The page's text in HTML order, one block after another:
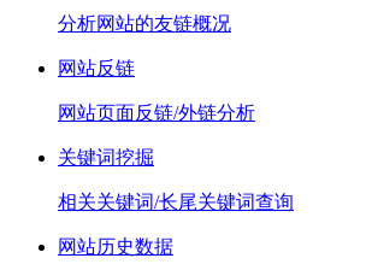
分析网站的友链概况
网站反链
网站页面反链/外链分析
关键词挖掘
相关关键词/长尾关键词查询
网站历史数据